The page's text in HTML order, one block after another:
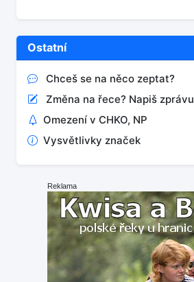
Ostatní
Chceš se na něco zeptat?
Změna na řece? Napiš zprávu
Omezení v CHKO, NP
Vysvětlivky značek
Reklama